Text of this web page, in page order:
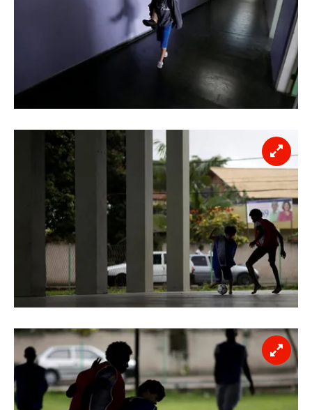
Sitemizde kendimize ve üçüncü kişilere ait çerezler
kullanılmaktadır. Bu çerezler vasıtasıyla çeşitli kişisel
verileriniz işlenmekte olup gerekli olan çerezler bilgi
toplumu hizmetlerinin sunulması amacıyla
kullanılmaktadır. Diğer çerezler, sitemizin daha işlevsel
kılınması ve kişiselleştirilmesi ve sizlere yönelik
reklam/pazarlama faaliyetlerinin yapılması, amaçlarıyla
Çerezlere ilişkin tercihlerinizi aşağıda yer alan panel
vasıtasıyla belirleyebilirsiniz. Çerezlere ilişkin detaylı bilgi
için Ayarlar butonuna tıklayabilir,
Çerez Bilgilendirme
Metnimizi
ziyaret edebilirsiniz.
6698 sayılı Kişisel Verilerin Korunması Kanunu uyarınca
hazırlanmış Aydınlatma Metnimizi okumak ve sitemizde
ilgili mevzuata uygun olarak kullanılan çerezlerle ilgili bilgi
almak için lütfentıklayınız.